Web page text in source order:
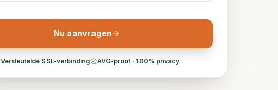
Nu aanvragen
Versleutelde SSL-verbinding AVG-proof · 100% privacy